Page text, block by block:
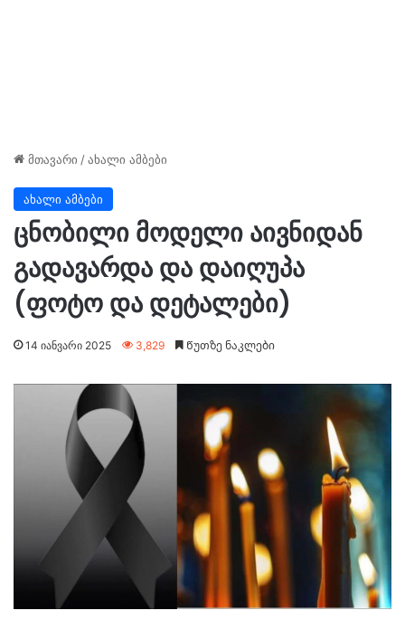
მთავარი /ახალი ამბები
ახალი ამბები
ცნობილი მოდელი აივნიდან
გადავარდა და დაიღუპა
(ფოტო და დეტალები)
14 იანვარი 2025 3,829 Წუთზე ნაკლები